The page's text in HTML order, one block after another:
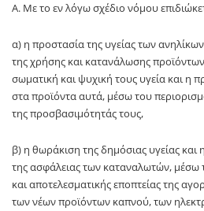
Α. Με το εν λόγω σχέδιο νόμου
α) η προστασία της υγείας των
της χρήσης και κατανάλωσης
σωματική και ψυχική τους υγεία και η
στα προϊόντα αυτά, μέσω του
της προσβασιμότητάς τους,
β) η θωράκιση της δημόσιας υγείας και
της ασφάλειας των καταναλωτών, μέσω
και αποτελεσματικής εποπτείας της
των νέων προϊόντων καπνού, των